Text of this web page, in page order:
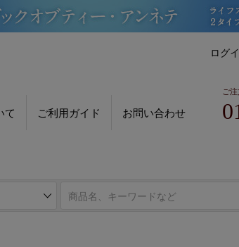
ログ
て ご利用ガイド お問い合わせ
ご